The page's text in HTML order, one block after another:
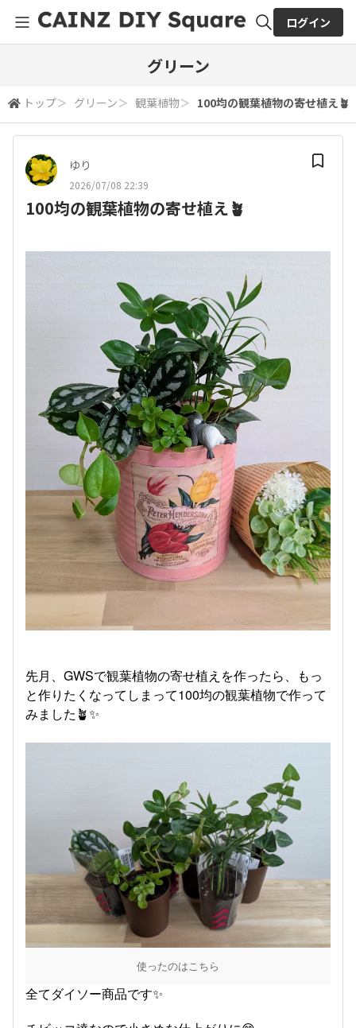
検索
ログイン
グリーン
トップ＞ グリーン＞ 観葉植物＞ 100均の観葉植物の寄せ植え🪴
ゆり
2026/07/08 22:39
100均の観葉植物の寄せ植え🪴
先月、GWSで観葉植物の寄せ植えを作ったら、もっ
と作りたくなってしまって100均の観葉植物で作って
みました🪴✨
使ったのはこちら
全てダイソー商品です✨